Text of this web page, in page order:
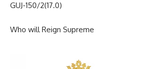
GUJ-150/2(17.0)
Who will Reign Supreme